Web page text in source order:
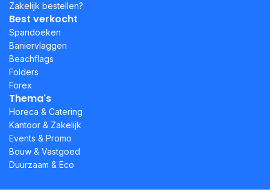
Zakelijk bestellen?
Best verkocht
Spandoeken
Baniervlaggen
Beachflags
Folders
Forex
Thema's
Horeca & Catering
Kantoor & Zakelijk
Events & Promo
Bouw & Vastgoed
Duurzaam & Eco